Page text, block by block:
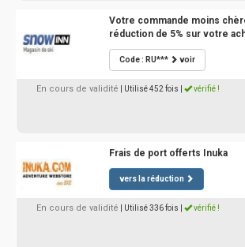
Votre commande moins
réduction de 5% sur votre
Code : RU*** voir
En cours de validité | Utilisé 452 fois vérifié !
Frais de port offerts Inuka
vers la réduction
En cours de validité | Utilisé 336 fois vérifié !